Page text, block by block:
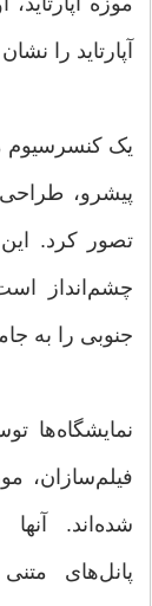
آپارتاید را
یک کنسرسیوم
پیشرو،
تصور کرد.
چشم‌انداز
جنوبی را به
نمایشگاه‌ها
فیلم‌سازان،
شده‌اند.
پانل‌های